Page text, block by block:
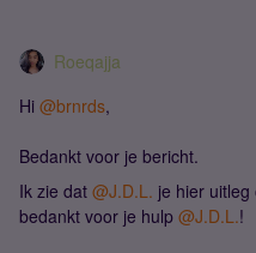
Roeqajja
Hi @brnrds,
Bedankt voor je bericht.
Ik zie dat @J.D.L. je hier
bedankt voor je hulp @J.D.L.!